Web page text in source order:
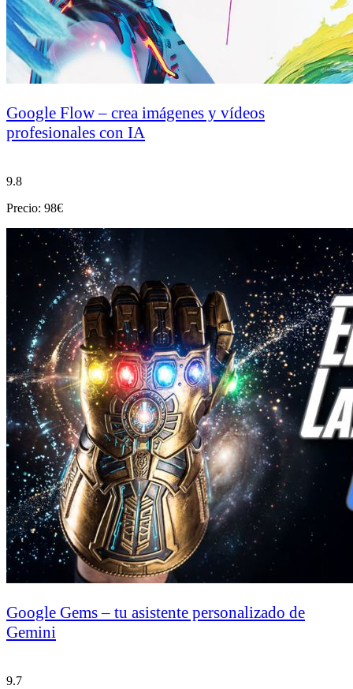
Google Flow – crea imágenes y vídeos
profesionales con IA
9.8
Precio: 98€
Google Gems – tu asistente personalizado de
Gemini
9.7